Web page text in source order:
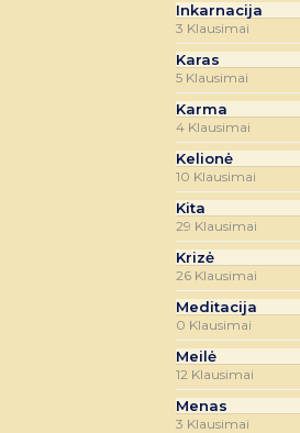
Inkarnacija
3 Klausimai
Karas
5 Klausimai
Karma
4 Klausimai
Kelionė
10 Klausimai
Kita
29 Klausimai
Krizė
26 Klausimai
Meditacija
0 Klausimai
Meilė
12 Klausimai
Menas
3 Klausimai